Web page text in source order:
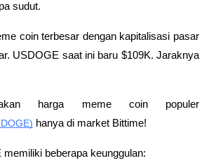
sudut.
coin terbesar dengan kapitalisasi pasar
USDOGE saat ini baru $109K. Jaraknya
harga meme coin populer
hanya di market Bittime!
beberapa keunggulan: